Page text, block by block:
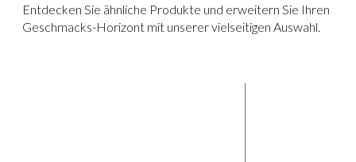
Entdecken Sie ähnliche Produkte und erweitern Sie Ihren
Geschmacks-Horizont mit unserer vielseitigen Auswahl.